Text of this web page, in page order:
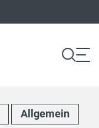
Allgemein